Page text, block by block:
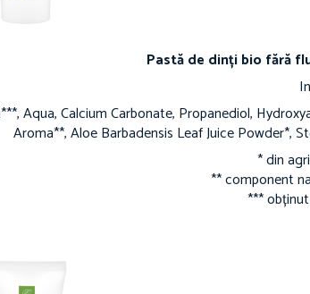
Pastă de dinți bio fără
Aqua, Calcium Carbonate, Propanediol,
Aroma**, Aloe Barbadensis Leaf Juice Powder*,
* din
** component
***